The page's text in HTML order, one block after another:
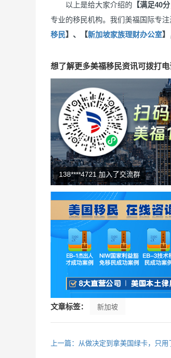
以上是给大家介绍的 【满足40
专业的移民机构。我们美福国际专
移民】、【新加坡家族理财办公室】
想了解更多美福移民资讯可拨打电
147****9032 了解投资移民
文章标签： 新加坡
上一篇：从做决定到拿美国绿卡，只用